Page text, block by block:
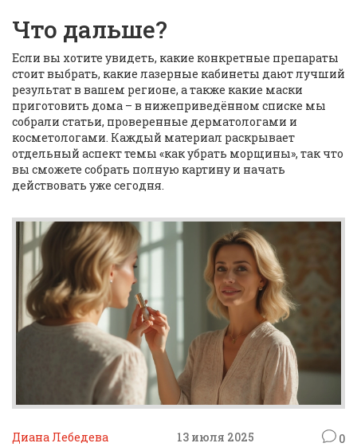
Что дальше?
Если вы хотите увидеть, какие конкретные препараты
стоит выбрать, какие лазерные кабинеты дают лучший
результат в вашем регионе, а также какие маски
приготовить дома – в нижеприведённом списке мы
собрали статьи, проверенные дерматологами и
косметологами. Каждый материал раскрывает
отдельный аспект темы «как убрать морщины», так что
вы сможете собрать полную картину и начать
действовать уже сегодня.
Диана Лебедева 13 июля 2025 0